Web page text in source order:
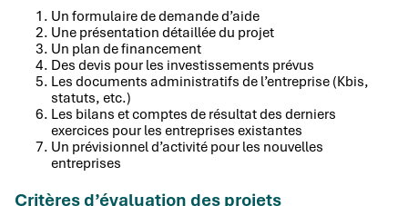
Un formulaire de demande d’aide
Une présentation détaillée du projet
Un plan de financement
Des devis pour les investissements prévus
Les documents administratifs de l’entreprise (Kbis,
statuts, etc.)
Les bilans et comptes de résultat des derniers
exercices pour les entreprises existantes
Un prévisionnel d’activité pour les nouvelles
entreprises
Critères d’évaluation des projets